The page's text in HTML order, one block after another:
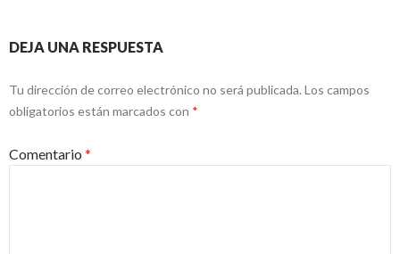
DEJA UNA RESPUESTA
Tu dirección de correo electrónico no será publicada. Los campos
obligatorios están marcados con *
Comentario *